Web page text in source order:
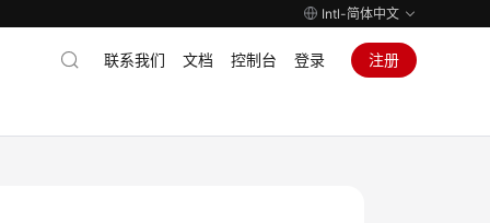
Intl-简体中文
联系我们 文档 控制台 登录 注册